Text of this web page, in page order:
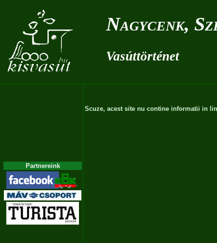
Nagycenk,
Vasúttörténet
Partnereink
Scuze, acest site nu contine informatii in